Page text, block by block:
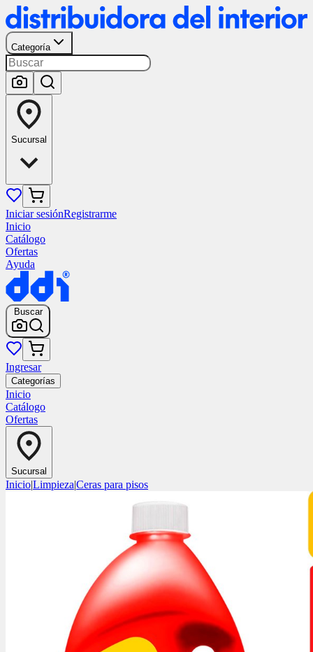
Categoría
Sucursal
Iniciar sesiónRegistrarme
Inicio
Catálogo
Ofertas
Ayuda
Buscar
Ingresar
Categorías
Inicio
Catálogo
Ofertas
Sucursal
Inicio|Limpieza|Ceras para pisos